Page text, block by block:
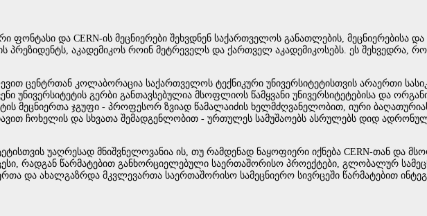
ფონტასი და CERN-ის მეცნიერები შეხვდნენ საქართველოს განათლების, მეცნიერებისა
პრეზიდენტს, აკადემიკოს როინ მეტრეველს და ქართველ აკადემიკოსებს. ეს შეხვედრა,
ცენტრთან კოლაბორაცია საქართველოს ტექნიკური უნივერსიტეტისთვის არაერთი
უნივერსიტეტის გერბი განთავსებულია მსოფლიოს წამყვანი უნივერსიტეტებისა და
მეცნიერთა ჯგუფი - პროფესორ ზვიად წამალაიძის ხელმძღვანელობით, იური
ჩოხელის და სხვათა შემადგენლობით - ურთულეს სამუშაოებს ასრულებს დიდ
უაღრესად მნიშვნელოვანია ის, თუ რამდენად ნაყოფიერი იქნება CERN-თან და
რადგან წარმატებით განხორციელებული საერთაშორისო პროექტები, გლობალურ
და ახალგაზრდა მკვლევართა საერთაშორისო სამეცნიერო სივრცეში წარმატებით